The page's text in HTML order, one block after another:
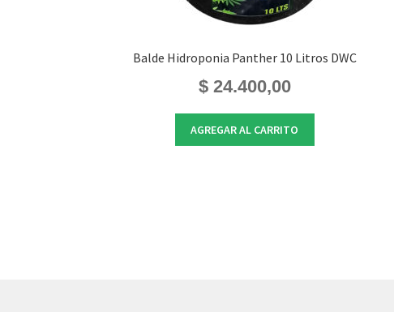
Balde Hidroponia Panther 10 Litros DWC
$24.400,00
AGREGAR AL CARRITO